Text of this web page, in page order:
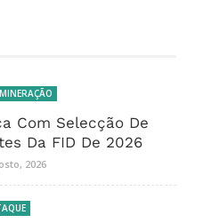
Com Selecção De
Da FID De 2026
2026